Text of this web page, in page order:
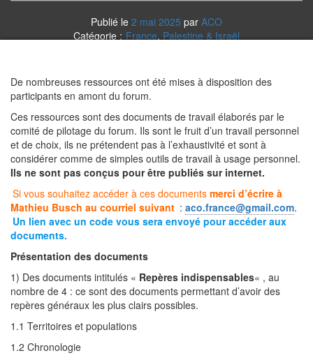
Publié le 2 mai 2025 par ACO
Catégorie : France, Palestine & Israël
De nombreuses ressources ont été mises à disposition des
participants en amont du forum.
Ces ressources sont des documents de travail élaborés par le
comité de pilotage du forum. Ils sont le fruit d’un travail personnel
et de choix, ils ne prétendent pas à l’exhaustivité et sont à
considérer comme de simples outils de travail à usage personnel.
Ils ne sont pas conçus pour être publiés sur internet.
Si vous souhaitez accéder à ces documents merci d’écrire à
Mathieu Busch au courriel suivant : aco.france@gmail.com.
Un lien avec un code vous sera envoyé pour accéder aux
documents.
Présentation des documents
1) Des documents intitulés « Repères indispensables« , au
nombre de 4 : ce sont des documents permettant d’avoir des
repères généraux les plus clairs possibles.
1.1 Territoires et populations
1.2 Chronologie